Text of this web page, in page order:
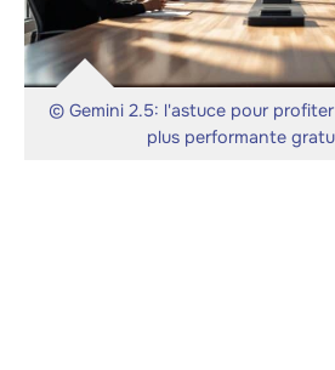
© Gemini 2.5: l'astuce pour
plus performante